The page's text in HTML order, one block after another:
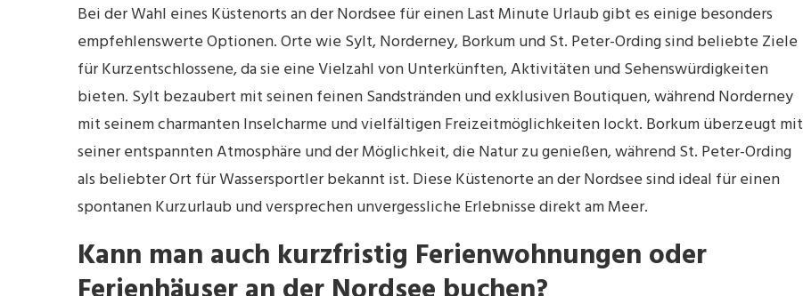
Bei der Wahl eines Küstenorts an der Nordsee für einen Last Minute Urlaub gibt es einige besonders
empfehlenswerte Optionen. Orte wie Sylt, Norderney, Borkum und St. Peter-Ording sind beliebte Ziele
für Kurzentschlossene, da sie eine Vielzahl von Unterkünften, Aktivitäten und Sehenswürdigkeiten
bieten. Sylt bezaubert mit seinen feinen Sandstränden und exklusiven Boutiquen, während Norderney
mit seinem charmanten Inselcharme und vielfältigen Freizeitmöglichkeiten lockt. Borkum überzeugt mit
seiner entspannten Atmosphäre und der Möglichkeit, die Natur zu genießen, während St. Peter-Ording
als beliebter Ort für Wassersportler bekannt ist. Diese Küstenorte an der Nordsee sind ideal für einen
spontanen Kurzurlaub und versprechen unvergessliche Erlebnisse direkt am Meer.
Kann man auch kurzfristig Ferienwohnungen oder